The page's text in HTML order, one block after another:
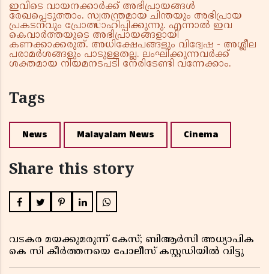
ഇവിടെ വായനക്കാർക്ക് അഭിപ്രായങ്ങൾ
രേഖപ്പെടുത്താം. സ്വതന്ത്രമായ ചിന്തയും അഭിപ്രായ
പ്രകടനവും പ്രോത്സാഹിപ്പിക്കുന്നു. എന്നാൽ ഇവ
കെവാർത്തയുടെ അഭിപ്രായങ്ങളായി
കണക്കാക്കരുത്. അധിക്ഷേപങ്ങളും വിദ്വേഷ - അശ്ലീല
പരാമർശങ്ങളും പാടുള്ളതല്ല. ലംഘിക്കുന്നവർക്ക്
ശക്തമായ നിയമനടപടി നേരിടേണ്ടി വന്നേക്കാം.
Tags
News Malayalam News Cinema
Share this story
വടകര മയക്കുമരുന്ന് കേസ്; ബിആർസി അധ്യാപിക
കെ സി കീർത്തനയെ പോലീസ് കസ്റ്റഡിയിൽ വിട്ടു